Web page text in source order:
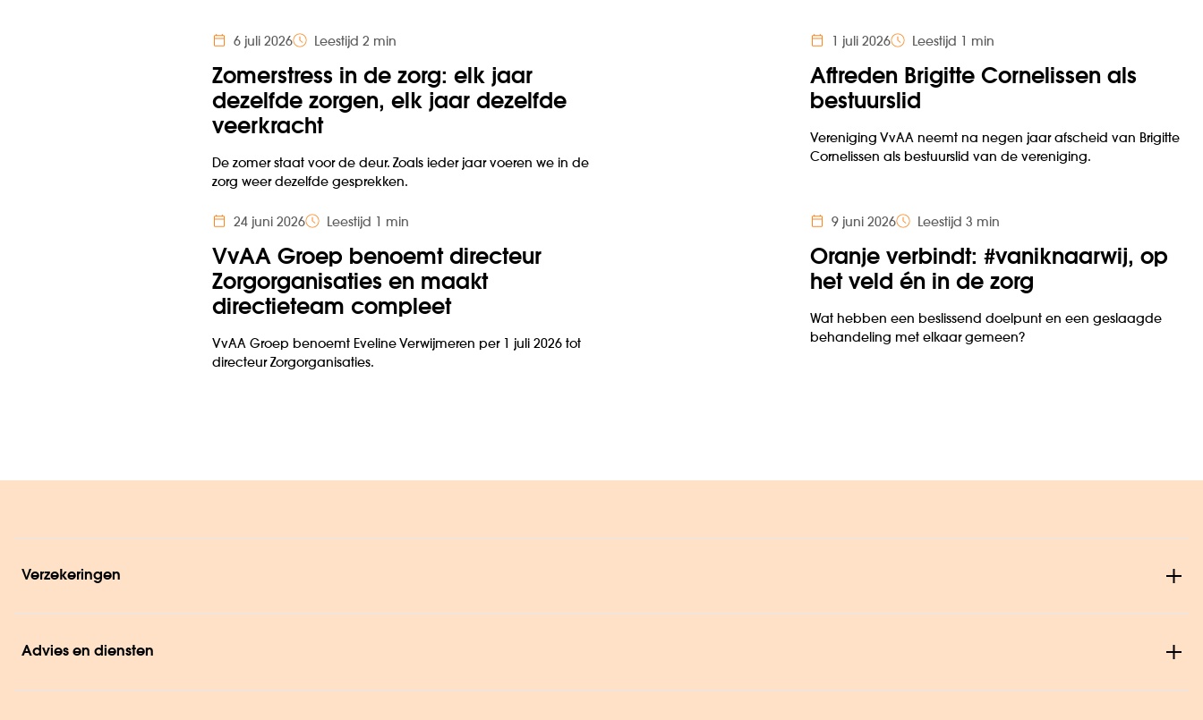
6 juli 2026 Leestijd 2 min
Zomerstress in de zorg: elk jaar
dezelfde zorgen, elk jaar dezelfde
veerkracht
De zomer staat voor de deur. Zoals ieder jaar voeren we in de
zorg weer dezelfde gesprekken.
1 juli 2026 Leestijd 1 min
Aftreden Brigitte Cornelissen als
bestuurslid
Vereniging VvAA neemt na negen jaar afscheid van Brigitte
Cornelissen als bestuurslid van de vereniging.
24 juni 2026 Leestijd 1 min
VvAA Groep benoemt directeur
Zorgorganisaties en maakt
directieteam compleet
VvAA Groep benoemt Eveline Verwijmeren per 1 juli 2026 tot
directeur Zorgorganisaties.
9 juni 2026 Leestijd 3 min
Oranje verbindt: #vaniknaarwij, op
het veld én in de zorg
Wat hebben een beslissend doelpunt en een geslaagde
behandeling met elkaar gemeen?
Verzekeringen
Advies en diensten